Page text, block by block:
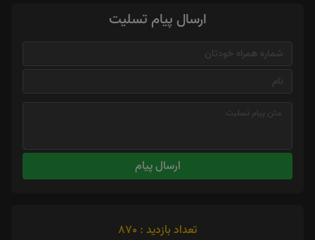
ارسال پیام تسلیت
ارسال پیام
تعداد بازدید : 870